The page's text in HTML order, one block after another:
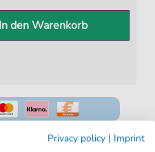
In den Warenkorb
Privacy policy | Imprint